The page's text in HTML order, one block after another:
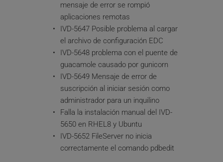
mensaje de error se rompió
aplicaciones remotas
IVD-5647 Posible problema al cargar
el archivo de configuración EDC
IVD-5648 problema con el puente de
guacamole causado por gunicorn
IVD-5649 Mensaje de error de
suscripción al iniciar sesión como
administrador para un inquilino
Falla la instalación manual del IVD-
5650 en RHEL8 y Ubuntu
IVD-5652 FileServer no inicia
correctamente el comando pdbedit